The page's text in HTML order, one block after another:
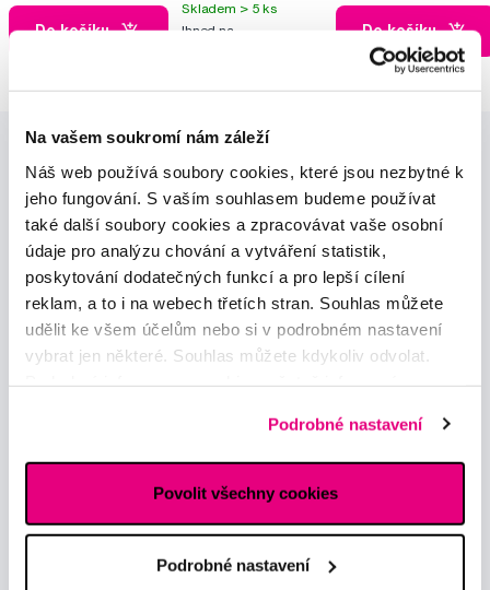
Na vašem soukromí nám záleží
Náš web používá soubory cookies, které jsou nezbytné k
jeho fungování. S vaším souhlasem budeme používat
také další soubory cookies a zpracovávat vaše osobní
údaje pro analýzu chování a vytváření statistik,
poskytování dodatečných funkcí a pro lepší cílení
reklam, a to i na webech třetích stran. Souhlas můžete
udělit ke všem účelům nebo si v podrobném nastavení
vybrat jen některé. Souhlas můžete kdykoliv odvolat.
Podrobné nastavení
Povolit všechny cookies
Podrobné nastavení
Do košíku
Skladem > 5 ks
Ihned na
Do košíku
Novinky a nabídky
Odebírat
Chci dostávat informace o novinkách a akčních nabídkách
zpracováním osobních údajůpro tyto účely.